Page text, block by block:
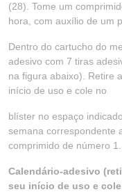
(28). Tome um
hora, com auxílio de um
Dentro do cartucho do
adesivo com 7 tiras
na figura abaixo). Retire
início de uso e cole no
blíster no espaço
semana correspondente
comprimido de número 1.
Calendário-adesivo
seu início de uso e